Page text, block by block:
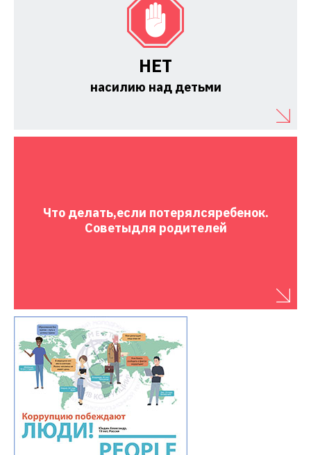
НЕТ
насилию над детьми
Что делать,если потерялсяребенок.
Советыдля родителей